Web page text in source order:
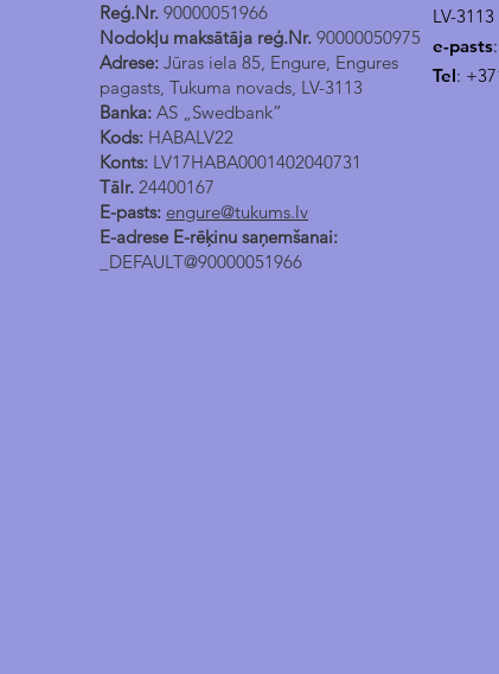
Reģ.Nr. 90000051966
Nodokļu maksātāja reģ.Nr. 90000050975
Adrese: Jūras iela 85, Engure, Engures
pagasts, Tukuma novads, LV-3113
Banka: AS „Swedbank”
Kods: HABALV22
Konts: LV17HABA0001402040731
Tālr. 24400167
E-pasts: engure@tukums.lv
E-adrese E-rēķinu saņemšanai:
_DEFAULT@90000051966
LV-3113
e-pasts:
Tel: